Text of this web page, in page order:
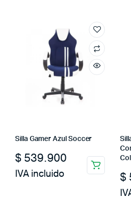
Silla Gamer Azul Soccer
$ 539.900
IVA incluido $